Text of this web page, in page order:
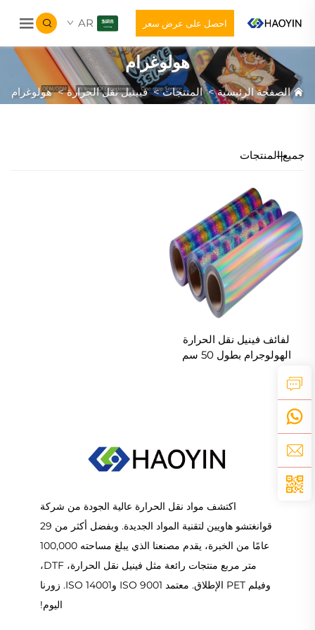
احصل على عرض سعر AR
هولوغرام
الصفحة الرئيسية>المنتجات>فيينيل نقل الحرارة>هولوغرام
جميع المنتجات
لفائف فينيل نقل الحرارة
الهولوجرام بطول 50 سم
اكتشف مواد نقل الحرارة عالية الجودة من شركة
قوانغتشو هاويين لتقنية المواد الجديدة. وبفضل أكثر من 29
عامًا من الخبرة، يقدم مصنعنا الذي يبلغ مساحته 100,000
متر مربع منتجات رائعة مثل فينيل نقل الحرارة، DTF،
وفيلم PET الإطلاق. معتمد ISO 9001 وISO 14001. زورنا
اليوم!